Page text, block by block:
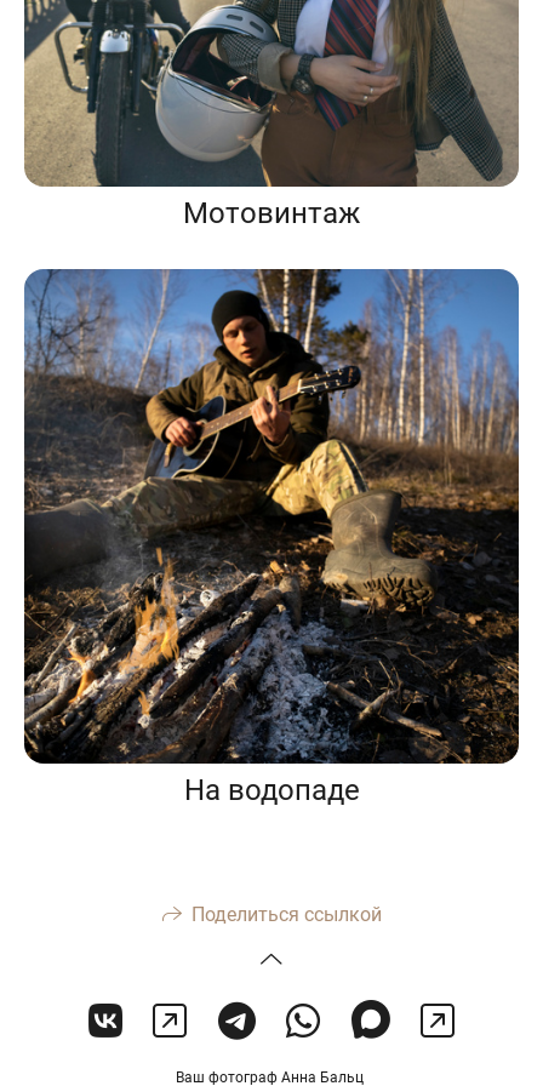
Мотовинтаж
На водопаде
Поделиться ссылкой
Ваш фотограф Анна Бальц